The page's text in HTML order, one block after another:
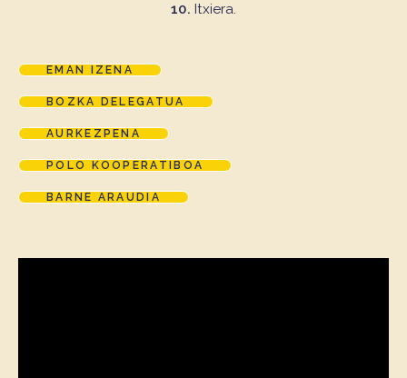
10. Itxiera.
EMAN IZENA
BOZKA DELEGATUA
AURKEZPENA
POLO KOOPERATIBOA
BARNE ARAUDIA